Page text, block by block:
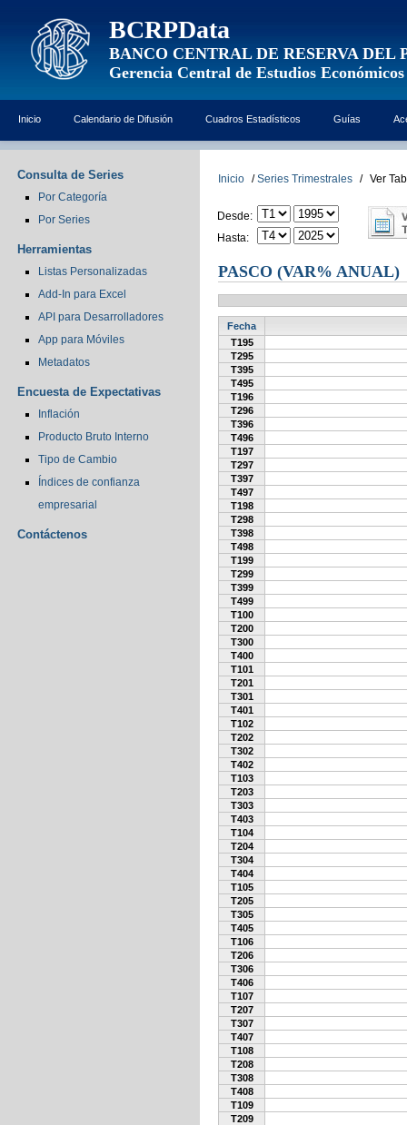
BCRPData
BANCO CENTRAL DE RESERVA DEL
Gerencia Central de Estudios Económicos
Inicio Calendario de Difusión Cuadros Estadísticos Guías
Consulta de Series
Por Categoría
Por Series
Herramientas
Listas Personalizadas
Add-In para Excel
API para Desarrolladores
App para Móviles
Metadatos
Encuesta de Expectativas
Inflación
Producto Bruto Interno
Tipo de Cambio
Índices de confianza
empresarial
Contáctenos
Inicio / Series Trimestrales / Ver
Desde:
Hasta:
PASCO (VAR% ANUAL)
Fecha
T195
T295
T395
T495
T196
T296
T396
T496
T197
T297
T397
T497
T198
T298
T398
T498
T199
T299
T399
T499
T100
T200
T300
T400
T101
T201
T301
T401
T102
T202
T302
T402
T103
T203
T303
T403
T104
T204
T304
T404
T105
T205
T305
T405
T106
T206
T306
T406
T107
T207
T307
T407
T108
T208
T308
T408
T109
T209